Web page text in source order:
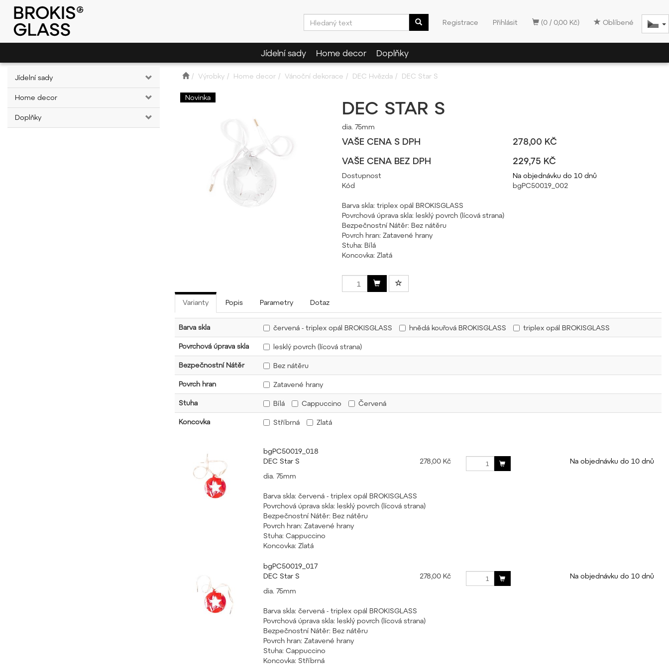
(0 / 0,00 Kč) Oblíbené
Registrace Přihlásit
Jídelní sady Home decor Doplňky
Jídelní sady
Home decor
Doplňky
Výrobky Home decor Vánoční dekorace DEC Hvězda DEC Star S
Novinka DEC STAR S
dia. 75mm
VAŠE CENA S DPH
278,00 KČ
VAŠE CENA BEZ DPH
229,75 KČ
Dostupnost
Na objednávku do 10 dnů
Kód
bgPC50019_002
Barva skla: triplex opál BROKISGLASS
Povrchová úprava skla: lesklý povrch (lícová strana)
Bezpečnostní Nátěr: Bez nátěru
Povrch hran: Zatavené hrany
Stuha: Bílá
Koncovka: Zlatá
Varianty Popis Parametry Dotaz
Barva skla červená - triplex opál BROKISGLASS hnědá kouřová BROKISGLASS triplex opál BROKISGLASS
Povrchová úprava skla lesklý povrch (lícová strana)
Bezpečnostní Nátěr Bez nátěru
Povrch hran Zatavené hrany
Stuha Bílá Cappuccino Červená
Koncovka Stříbrná Zlatá
bgPC50019_018
DEC Star S
278,00 Kč
Na objednávku do 10 dnů
dia. 75mm
Barva skla: červená - triplex opál BROKISGLASS
Povrchová úprava skla: lesklý povrch (lícová strana)
Bezpečnostní Nátěr: Bez nátěru
Povrch hran: Zatavené hrany
Stuha: Cappuccino
Koncovka: Zlatá
bgPC50019_017
DEC Star S
278,00 Kč
Na objednávku do 10 dnů
dia. 75mm
Barva skla: červená - triplex opál BROKISGLASS
Povrchová úprava skla: lesklý povrch (lícová strana)
Bezpečnostní Nátěr: Bez nátěru
Povrch hran: Zatavené hrany
Stuha: Cappuccino
Koncovka: Stříbrná